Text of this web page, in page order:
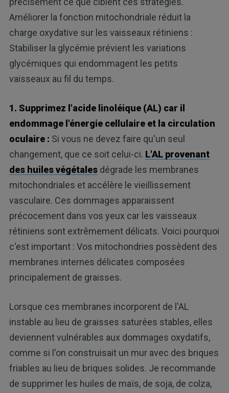
Améliorer la fonction mitochondriale réduit la
charge oxydative sur les vaisseaux rétiniens :
Stabiliser la glycémie prévient les variations
glycémiques qui endommagent les petits
vaisseaux au fil du temps.
1. Supprimez l'acide linoléique (AL) car il
endommage l'énergie cellulaire et la circulation
oculaire : Si vous ne devez faire qu'un seul
changement, que ce soit celui-ci. L'AL provenant
des huiles végétalesdégrade les membranes
mitochondriales et accélère le vieillissement
vasculaire. Ces dommages apparaissent
précocement dans vos yeux car les vaisseaux
rétiniens sont extrêmement délicats. Voici pourquoi
c'est important : Vos mitochondries possèdent des
membranes internes délicates composées
principalement de graisses.
Lorsque ces membranes incorporent de l'AL
instable au lieu de graisses saturées stables, elles
deviennent vulnérables aux dommages oxydatifs,
comme si l'on construisait un mur avec des briques
friables au lieu de briques solides. Je recommande
de supprimer les huiles de maïs, de soja, de colza,